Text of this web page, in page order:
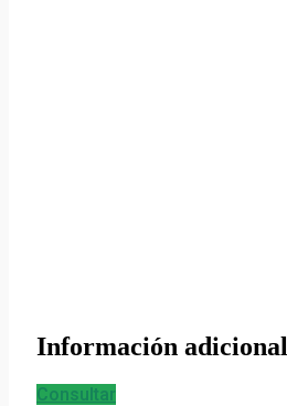
Información adicional
Consultar